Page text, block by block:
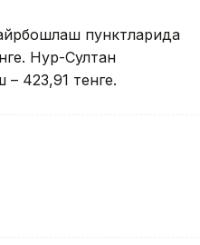
пунктларида
Нур-Султан
423,91 тенге.